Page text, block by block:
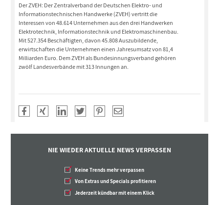
Der ZVEH: Der Zentralverband der Deutschen Elektro- und
Informationstechnischen Handwerke (ZVEH) vertritt die
Interessen von 48.614 Unternehmen aus den drei Handwerken
Elektrotechnik, Informationstechnik und Elektromaschinenbau.
Mit 527.354 Beschäftigten, davon 45.808 Auszubildende,
erwirtschaften die Unternehmen einen Jahresumsatz von 81,4
Milliarden Euro. Dem ZVEH als Bundesinnungsverband gehören
zwölf Landesverbände mit 313 Innungen an.
NIE WIEDER AKTUELLE NEWS VERPASSEN
Keine Trends mehr verpassen
Von Extras und Specials profitieren
Jederzeit kündbar mit einem Klick